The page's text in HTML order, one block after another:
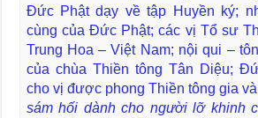
Đức Phật dạy về tập Huyền ký;
cùng của Đức Phật; các vị Tổ sư
Trung Hoa – Việt Nam; nội qui –
của chùa Thiền tông Tân Diệu;
cho vị được phong Thiền tông gia
sám hối dành cho người lỡ khinh